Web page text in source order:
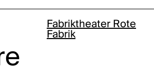
Fabriktheater Rote
Fabrik